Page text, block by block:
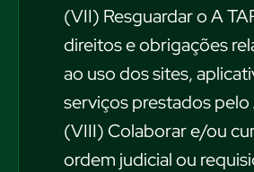
(VII) Resguardar o A
direitos e obrigações
ao uso dos sites,
serviços prestados pelo
(VIII) Colaborar e/ou
ordem judicial ou